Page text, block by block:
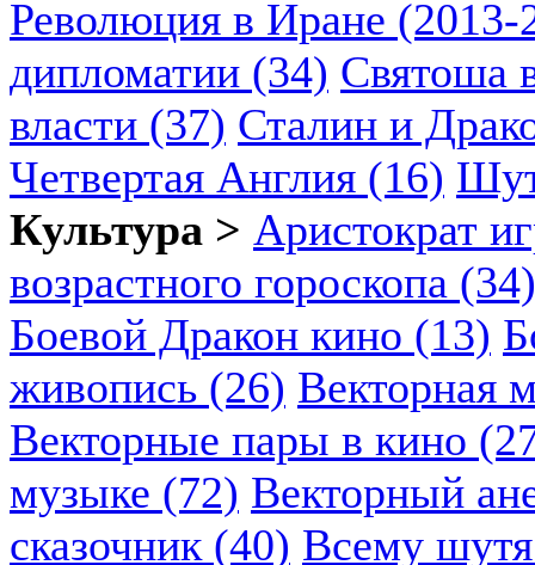
Революция в Иране (2013-
дипломатии (34) Святоша
власти (37) Сталин и
Четвертая Англия (16)
Культура > Аристократ
возрастного гороскопа (34)
Боевой Дракон кино (13)
живопись (26) Векторная
Векторные пары в кино
музыке (72) Векторный
сказочник (40) Всему